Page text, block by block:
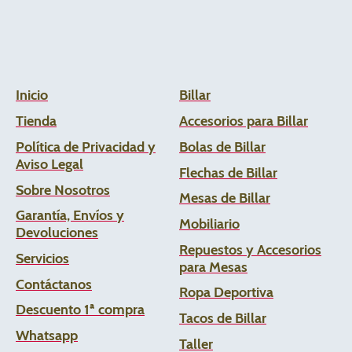
Inicio
Tienda
Política de Privacidad y
Aviso Legal
Sobre Nosotros
Garantía, Envíos y
Devoluciones
Servicios
Contáctanos
Descuento 1ª compra
Whatsapp
Billar
Accesorios para Billar
Bolas de Billar
Flechas de Billar
Mesas de Billar
Mobiliario
Repuestos y Accesorios
para Mesas
Ropa Deportiva
Tacos de Billar
Taller